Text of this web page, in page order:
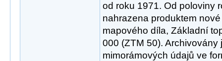
od roku 1971. Od poloviny
nahrazena produktem
mapového díla, Základní
000 (ZTM 50).
mimorámových údajů ve